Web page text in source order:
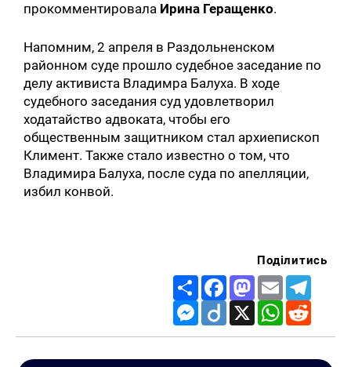
прокомментировала Ирина Геращенко.
Напомним, 2 апреля в Раздольненском
районном суде прошло судебное заседание по
делу активиста Владимра Балуха. В ходе
судебного заседания суд удовлетворил
ходатайство адвоката, чтобы его
общественным защитником стал архиепископ
Климент. Также стало известно о том, что
Владимира Балуха, после суда по апелляции,
избил конвой.
Поділитись
Share FacebookMastodon
Email
Messenger
Diigo X WhatsApp